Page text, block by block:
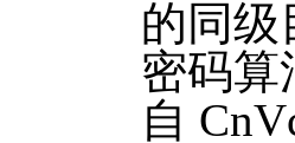
的同
密码算
自